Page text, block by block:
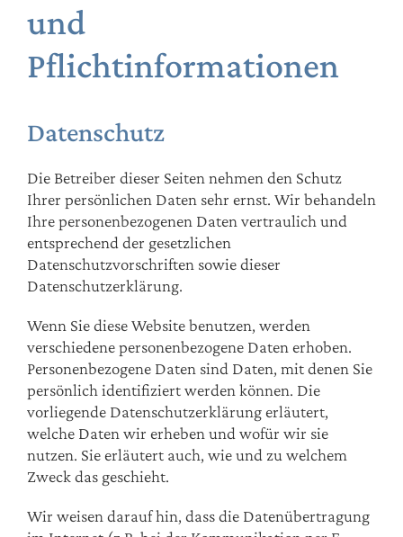
und
Pflichtinformationen
Datenschutz
Die Betreiber dieser Seiten nehmen den Schutz
Ihrer persönlichen Daten sehr ernst. Wir behandeln
Ihre personenbezogenen Daten vertraulich und
entsprechend der gesetzlichen
Datenschutzvorschriften sowie dieser
Datenschutzerklärung.
Wenn Sie diese Website benutzen, werden
verschiedene personenbezogene Daten erhoben.
Personenbezogene Daten sind Daten, mit denen Sie
persönlich identifiziert werden können. Die
vorliegende Datenschutzerklärung erläutert,
welche Daten wir erheben und wofür wir sie
nutzen. Sie erläutert auch, wie und zu welchem
Zweck das geschieht.
Wir weisen darauf hin, dass die Datenübertragung